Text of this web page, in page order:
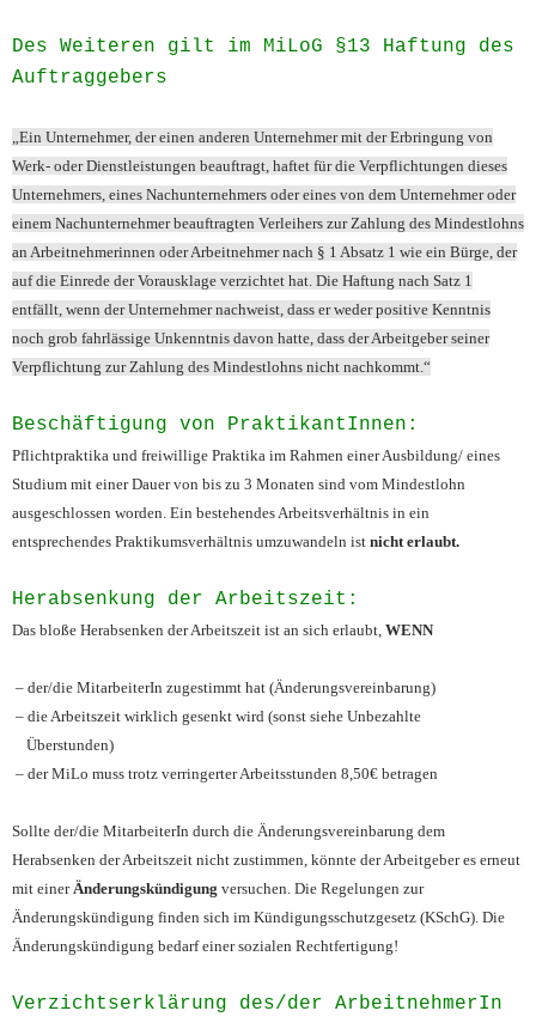
Des Weiteren gilt im MiLoG §13 Haftung des
Auftraggebers
„Ein Unternehmer, der einen anderen Unternehmer mit der Erbringung von
Werk- oder Dienstleistungen beauftragt, haftet für die Verpflichtungen dieses
Unternehmers, eines Nachunternehmers oder eines von dem Unternehmer oder
einem Nachunternehmer beauftragten Verleihers zur Zahlung des Mindestlohns
an Arbeitnehmerinnen oder Arbeitnehmer nach § 1 Absatz 1 wie ein Bürge, der
auf die Einrede der Vorausklage verzichtet hat. Die Haftung nach Satz 1
entfällt, wenn der Unternehmer nachweist, dass er weder positive Kenntnis
noch grob fahrlässige Unkenntnis davon hatte, dass der Arbeitgeber seiner
Verpflichtung zur Zahlung des Mindestlohns nicht nachkommt.“
Beschäftigung von PraktikantInnen:
Pflichtpraktika und freiwillige Praktika im Rahmen einer Ausbildung/ eines
Studium mit einer Dauer von bis zu 3 Monaten sind vom Mindestlohn
ausgeschlossen worden. Ein bestehendes Arbeitsverhältnis in ein
entsprechendes Praktikumsverhältnis umzuwandeln ist nicht erlaubt.
Herabsenkung der Arbeitszeit:
Das bloße Herabsenken der Arbeitszeit ist an sich erlaubt, WENN
– der/die MitarbeiterIn zugestimmt hat (Änderungsvereinbarung)
– die Arbeitszeit wirklich gesenkt wird (sonst siehe Unbezahlte
Überstunden)
– der MiLo muss trotz verringerter Arbeitsstunden 8,50€ betragen
Sollte der/die MitarbeiterIn durch die Änderungsvereinbarung dem
Herabsenken der Arbeitszeit nicht zustimmen, könnte der Arbeitgeber es erneut
mit einerÄnderungskündigung versuchen. Die Regelungen zur
Änderungskündigung finden sich im Kündigungsschutzgesetz (KSchG). Die
Änderungskündigung bedarf einer sozialen Rechtfertigung!
Verzichtserklärung des/der ArbeitnehmerIn